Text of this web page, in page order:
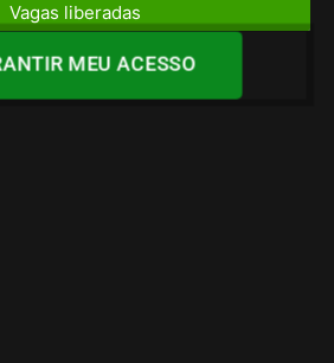
Vagas liberadas
MEU ACESSO